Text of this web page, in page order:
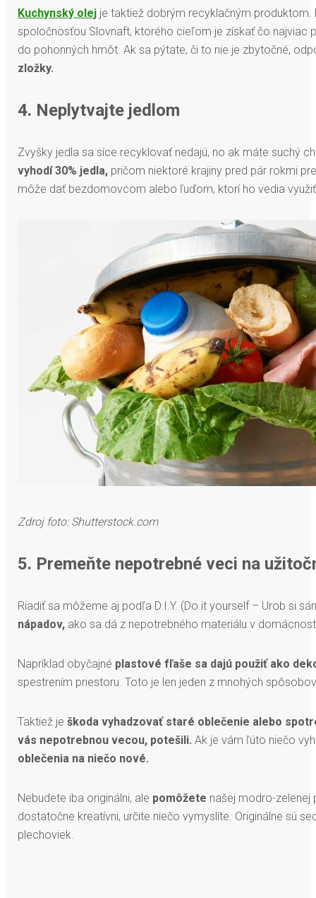
Kuchynský olej je taktiež dobrým recyklačným
spoločnosťou Slovnaft, ktorého cieľom je získať čo najviac
do pohonných hmôt. Ak sa pýtate, či to nie je zbytočné,
zložky.
4. Neplytvajte jedlom
Zvyšky jedla sa síce recyklovať nedajú, no ak máte suchý
vyhodí 30% jedla, pričom niektoré krajiny pred pár rokmi
môže dať bezdomovcom alebo ľuďom, ktorí ho vedia
Zdroj foto: Shutterstock.com
5. Premeňte nepotrebné veci na
Riadiť sa môžeme aj podľa D.I.Y. (Do it yourself – Urob si
nápadov, ako sa dá z nepotrebného materiálu v
Napríklad obyčajné plastové fľaše sa dajú použiť ako
spestrením priestoru. Toto je len jeden z mnohých
Taktiež ješkoda vyhadzovať staré oblečenie alebo
vás nepotrebnou vecou, potešili. Ak je vám ľúto niečo
oblečenia na niečo nové.
Nebudete iba originálni, ale pomôžete našej modro-zelenej
dostatočne kreatívni, určite niečo vymyslíte. Originálne sú
plechoviek.